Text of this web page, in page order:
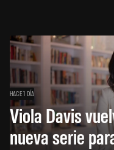
HACE 1 DÍA
Viola Davis
nueva serie